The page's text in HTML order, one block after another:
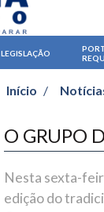
LEGISLAÇÃO
Início /
O GRUPO
Nesta sexta-
edição do